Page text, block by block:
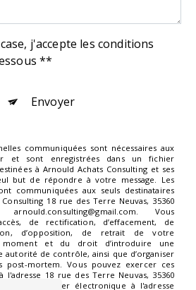
j'accepte les conditions
**
Envoyer
communiquées sont nécessaires aux
et sont enregistrées dans un fichier
à Arnould Achats Consulting et ses
but de répondre à votre message. Les
communiquées aux seuls destinataires
18 rue des Terre Neuvas, 35360
arnould.consulting@gmail.com. Vous
de rectification, d’effacement, de
d’opposition, de retrait de votre
et du droit d’introduire une
autorité de contrôle, ainsi que d’organiser
mortem. Vous pouvez exercer ces
18 rue des Terre Neuvas, 35360
ou par courrier électronique à l'adresse